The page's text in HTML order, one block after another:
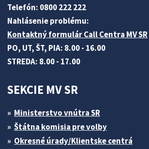
Telefón: 0800 222 222
Nahlásenie problému:
Kontaktný formulár Call Centra MV SR
PO, UT, ŠT, PIA: 8.00 - 16.00
STREDA: 8.00 - 17.00
SEKCIE MV SR
Ministerstvo vnútra SR
Štátna komisia pre volby
Okresné úrady/Klientske centrá